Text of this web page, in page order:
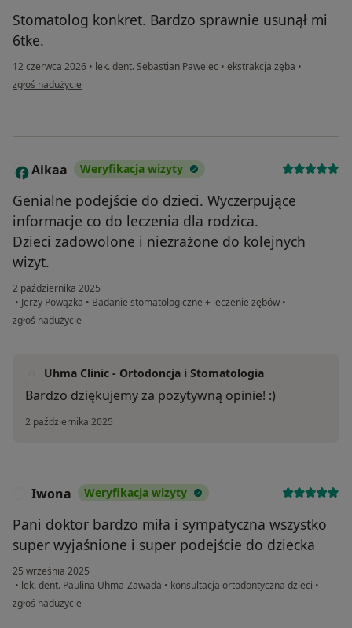
Stomatolog konkret. Bardzo sprawnie usunął mi
6tke.
12 czerwca 2026 • lek. dent. Sebastian Pawelec • ekstrakcja zęba •
w opinii użytkownika Rafal
zgłoś nadużycie
A Aikaa Weryfikacja wizyty
Genialne podejście do dzieci. Wyczerpujące
informacje co do leczenia dla rodzica.
Dzieci zadowolone i niezrażone do kolejnych
wizyt.
2 października 2025
• Jerzy Powązka • Badanie stomatologiczne + leczenie zębów •
w opinii użytkownika Aikaa
zgłoś nadużycie
Uhma Clinic - Ortodoncja i Stomatologia
Bardzo dziękujemy za pozytywną opinie! :)
2 października 2025
Iwona Weryfikacja wizyty
Pani doktor bardzo miła i sympatyczna wszystko
super wyjaśnione i super podejście do dziecka
25 września 2025
• lek. dent. Paulina Uhma-Zawada • konsultacja ortodontyczna dzieci •
w opinii użytkownika Iwona
zgłoś nadużycie